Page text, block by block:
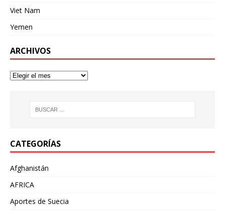
Viet Nam
Yemen
ARCHIVOS
CATEGORÍAS
Afghanistán
AFRICA
Aportes de Suecia